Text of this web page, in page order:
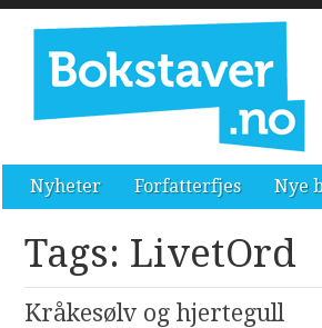
Nyheter Forfatterfjes Nye
Tags: LivetOrd
Kråkesølv og hjertegull